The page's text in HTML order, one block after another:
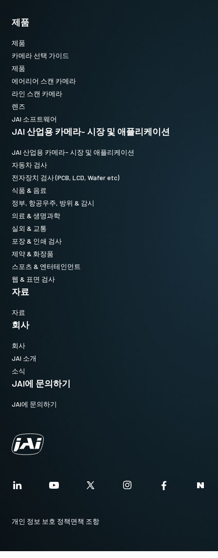
제품
제품
카메라 선택 가이드
제품
에어리어 스캔 카메라
라인 스캔 카메라
렌즈
JAI 소프트웨어
JAI 산업용 카메라- 시장 및 애플리케이션
JAI 산업용 카메라- 시장 및 애플리케이션
자동차 검사
전자장치 검사 (PCB, LCD, Wafer etc)
식품 & 음료
정부, 항공우주, 방위 & 감시
의료 & 생명과학
실외 & 교통
포장 & 인쇄 검사
제약 & 화장품
스포츠 & 엔터테인먼트
웹 & 표면 검사
자료
자료
회사
회사
JAI 소개
소식
JAI에 문의하기
JAI에 문의하기
개인 정보 보호 정책면책 조항